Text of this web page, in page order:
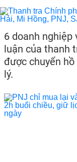
6 doanh nghiệp
luận của thanh
được chuyển
lý.